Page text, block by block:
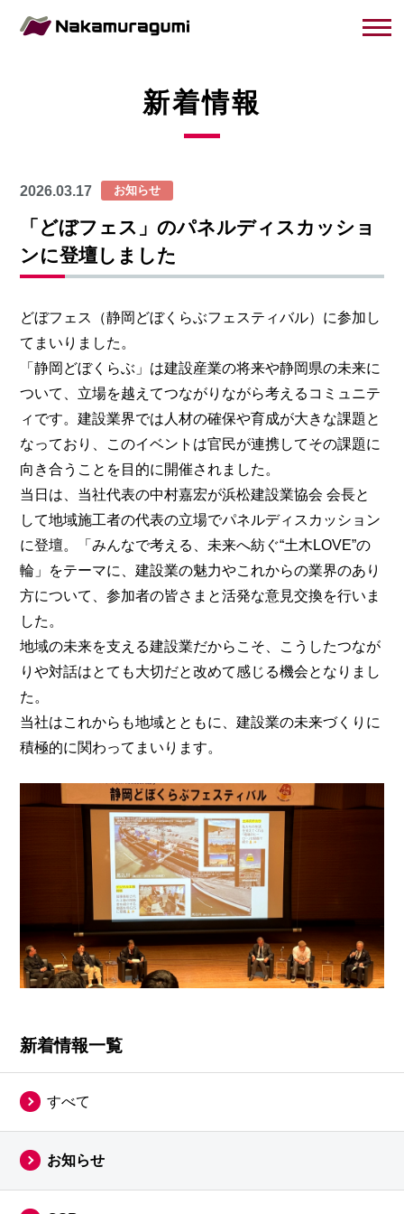
新着情報
2026.03.17 お知らせ
「どぼフェス」のパネルディスカッショ
ンに登壇しました
どぼフェス（静岡どぼくらぶフェスティバル）に参加し
てまいりました。
「静岡どぼくらぶ」は建設産業の将来や静岡県の未来に
ついて、立場を越えてつながりながら考えるコミュニテ
ィです。建設業界では人材の確保や育成が大きな課題と
なっており、このイベントは官民が連携してその課題に
向き合うことを目的に開催されました。
当日は、当社代表の中村嘉宏が浜松建設業協会 会長と
して地域施工者の代表の立場でパネルディスカッション
に登壇。「みんなで考える、未来へ紡ぐ“土木LOVE”の
輪」をテーマに、建設業の魅力やこれからの業界のあり
方について、参加者の皆さまと活発な意見交換を行いま
した。
地域の未来を支える建設業だからこそ、こうしたつなが
りや対話はとても大切だと改めて感じる機会となりまし
た。
当社はこれからも地域とともに、建設業の未来づくりに
積極的に関わってまいります。
新着情報一覧
すべて
お知らせ